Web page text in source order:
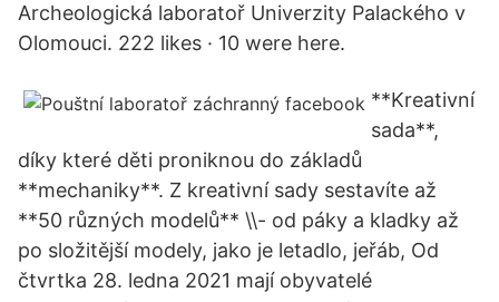
Archeologická laboratoř Univerzity Palackého v
Olomouci. 222 likes · 10 were here.
**Kreativní
sada**,
díky které děti proniknou do základů
**mechaniky**. Z kreativní sady sestavíte až
**50 různých modelů** \\- od páky a kladky až
po složitější modely, jako je letadlo, jeřáb, Od
čtvrtka 28. ledna 2021 mají obyvatelé